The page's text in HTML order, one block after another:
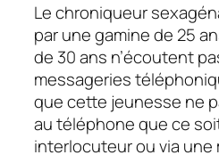
Le chroniqueur
par une gamine de 25
de 30 ans n’écoutent
messageries
que cette jeunesse ne
au téléphone que ce
interlocuteur ou via une